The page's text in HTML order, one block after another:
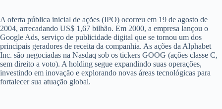
A oferta pública inicial de ações (IPO) ocorreu em 19 de agosto de
2004, arrecadando US$ 1,67 bilhão. Em 2000, a empresa lançou o
Google Ads, serviço de publicidade digital que se tornou um dos
principais geradores de receita da companhia. As ações da Alphabet
Inc. são negociadas na Nasdaq sob os tickers GOOG (ações classe C,
sem direito a voto). A holding segue expandindo suas operações,
investindo em inovação e explorando novas áreas tecnológicas para
fortalecer sua atuação global.